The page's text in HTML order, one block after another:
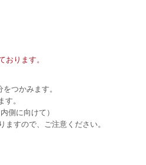
おります。
つかみます。
。
側に向けて）
すので、ご注意ください。